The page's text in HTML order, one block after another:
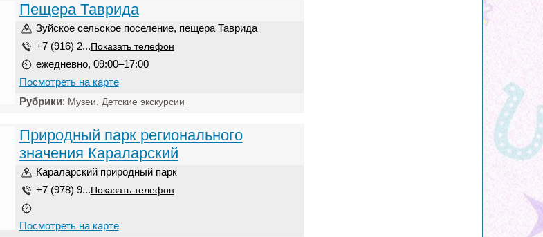
Пещера Таврида
Зуйское сельское поселение, пещера Таврида
+7 (916) 2... Показать телефон
ежедневно, 09:00–17:00
Посмотреть на карте
Рубрики: Музеи, Детские экскурсии
Природный парк регионального
значения Караларский
Караларский природный парк
+7 (978) 9... Показать телефон
Посмотреть на карте